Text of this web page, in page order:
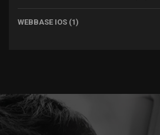
WEBBASE IOS (1)